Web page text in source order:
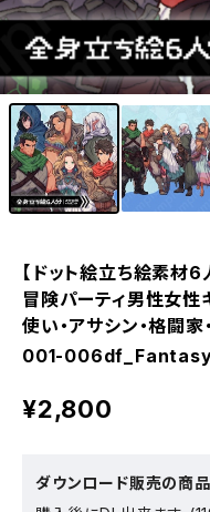
【ドット絵立ち絵素材6
冒険パーティ男性女性
使い・アサシン・格闘
001-
¥2,800
ダウンロード販売の商品